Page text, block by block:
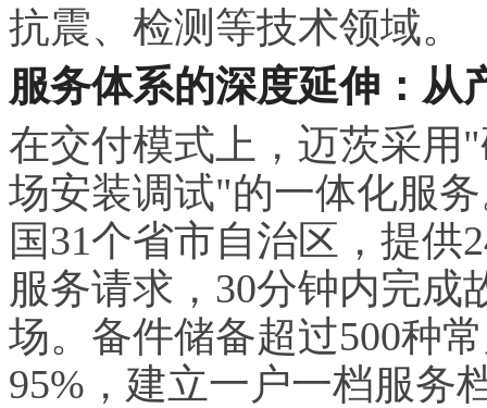
抗震、检测等技术领域。
服务体系的深度延伸：从
在交付模式上，迈茨采用
场安装调试"的一体化服
国31个省市自治区，提供
服务请求，30分钟内完成
场。备件储备超过500种
95%，建立一户一档服务